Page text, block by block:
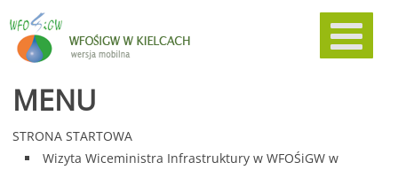
MENU
STRONA STARTOWA
Wizyta Wiceministra Infrastruktury w WFOŚiGW w